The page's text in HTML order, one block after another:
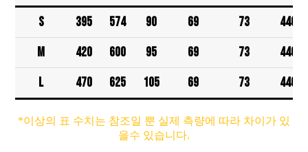
S
395 574 90 69 73
440
M
420 600 95 69 73
440
L
470 625 105 69 73 440
*이상의 표 수치는 참조일 뿐 실제 측량에 따라 차이가 있
을수 있습니다.